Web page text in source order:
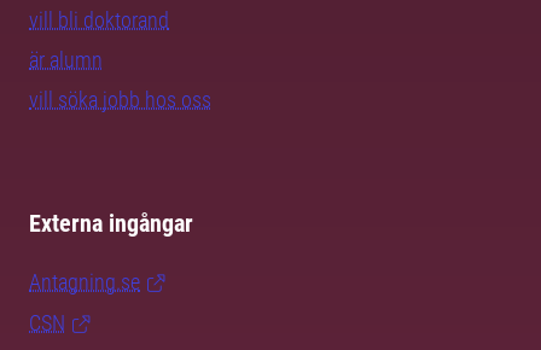
vill bli doktorand
är alumn
vill söka jobb hos oss
Externa ingångar
Antagning.se
CSN